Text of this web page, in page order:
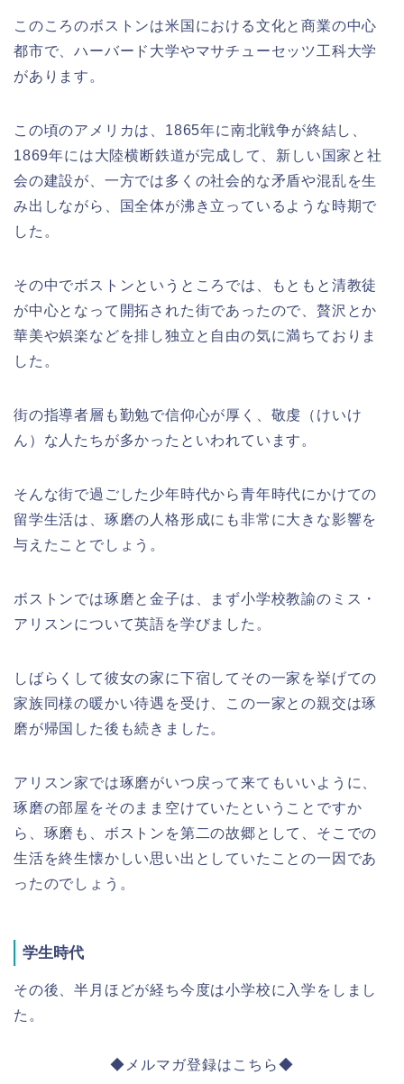
このころのボストンは米国における文化と商業の中心
都市で、ハーバード大学やマサチューセッツ工科大学
があります。
この頃のアメリカは、1865年に南北戦争が終結し、
1869年には大陸横断鉄道が完成して、新しい国家と社
会の建設が、一方では多くの社会的な矛盾や混乱を生
み出しながら、国全体が沸き立っているような時期で
した。
その中でボストンというところでは、もともと清教徒
が中心となって開拓された街であったので、贅沢とか
華美や娯楽などを排し独立と自由の気に満ちておりま
した。
街の指導者層も勤勉で信仰心が厚く、敬虔（けいけ
ん）な人たちが多かったといわれています。
そんな街で過ごした少年時代から青年時代にかけての
留学生活は、琢磨の人格形成にも非常に大きな影響を
与えたことでしょう。
ボストンでは琢磨と金子は、まず小学校教諭のミス・
アリスンについて英語を学びました。
しばらくして彼女の家に下宿してその一家を挙げての
家族同様の暖かい待遇を受け、この一家との親交は琢
磨が帰国した後も続きました。
アリスン家では琢磨がいつ戻って来てもいいように、
琢磨の部屋をそのまま空けていたということですか
ら、琢磨も、ボストンを第二の故郷として、そこでの
生活を終生懐かしい思い出としていたことの一因であ
ったのでしょう。
学生時代
その後、半月ほどが経ち今度は小学校に入学をしまし
た。
ここで、読み方、書き方、算数、歴史、地理などを学
◆メルマガ登録はこちら◆